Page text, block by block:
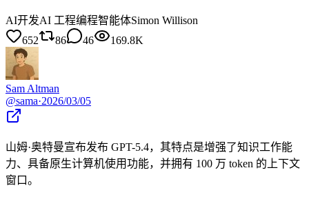
AI开发AI 工程编程智能体Simon Willison
652
86 46 169.8K
Sam Altman
@sama·2026/03/05
山姆·奥特曼宣布发布 GPT-5.4，其特点是增强了知识工作能
力、具备原生计算机使用功能，并拥有 100 万 token 的上下文
窗口。